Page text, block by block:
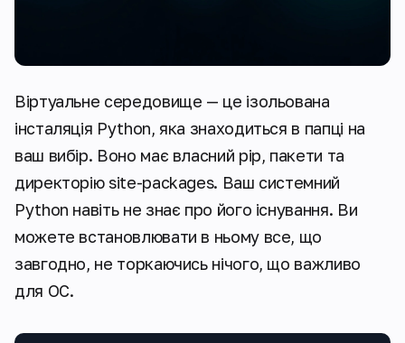
Віртуальне середовище — це ізольована
інсталяція Python, яка знаходиться в папці на
ваш вибір. Воно має власний pip, пакети та
директорію site-packages. Ваш системний
Python навіть не знає про його існування. Ви
можете встановлювати в ньому все, що
завгодно, не торкаючись нічого, що важливо
для ОС.